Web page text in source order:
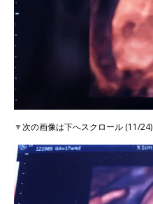
▼次の画像は下へスクロール (11/24)